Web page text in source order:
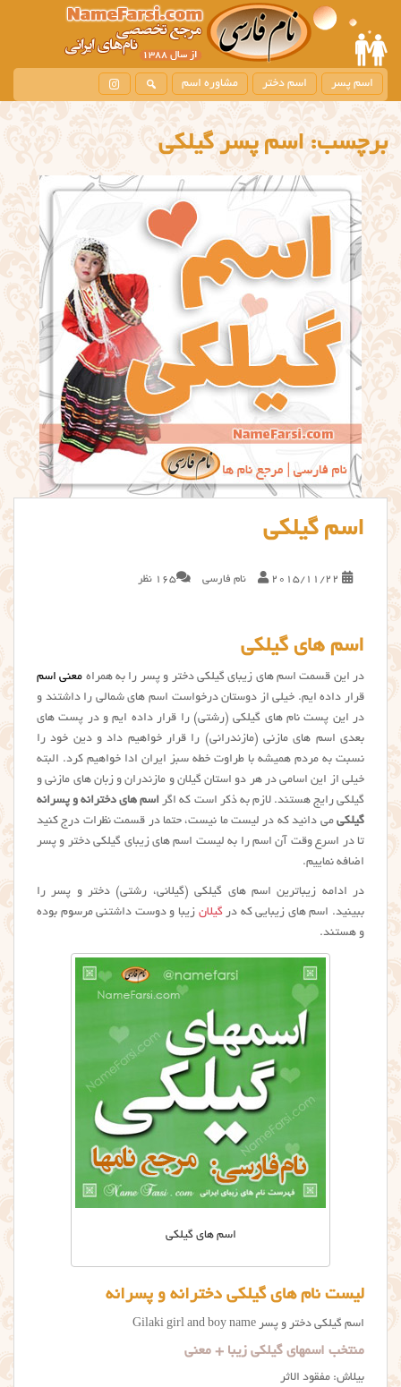
m
i
c
n
t
اسم پسر اسم دختر مشاوره اسم
برچسب:اسم پسر گیلکی
اسم گیلکی
2015/11/22 نام فارسی 165 نظر
اسم های گیلکی
در این قسمت اسم های زیبای گیلکی دختر و پسر را به همراه معنی اسم
قرار داده ایم. خیلی از دوستان درخواست اسم های شمالی را داشتند و
در این پست نام های گیلکی (رشتی) را قرار داده ایم و در پست های
بعدی اسم های مازنی (مازندرانی) را قرار خواهیم داد و دین خود را
نسبت به مردم همیشه با طراوت خطه سبز ایران ادا خواهیم کرد. البته
خیلی از این اسامی در هر دو استان گیلان و مازندران و زبان های مازنی و
گیلکی رایج هستند. لازم به ذکر است که اگر اسم های دخترانه و پسرانه
گیلکی می دانید که در لیست ما نیست، حتما در قسمت نظرات درج کنید
تا در اسرع وقت آن اسم را به لیست اسم های زیبای گیلکی دختر و پسر
اضافه نماییم.
در ادامه زیباترین اسم های گیلکی (گیلانی، رشتی) دختر و پسر را
ببینید. اسم های زیبایی که درگیلان زیبا و دوست داشتنی مرسوم بوده
و هستند.
اسم های گیلکی
لیست نام های گیلکی دخترانه و پسرانه
اسم گيلكي دختر و پسر Gilaki girl and boy name
منتخب اسمهای گیلکی زیبا + معنی
بیلاش: مفقود الاثر